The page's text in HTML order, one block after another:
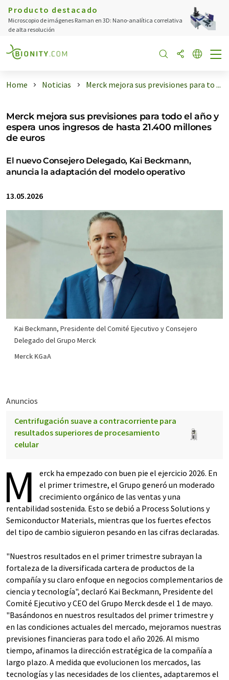
Producto destacado
Microscopio de imágenes Raman en 3D: Nano-analítica correlativa
de alta resolución
Home Noticias Merck mejora sus previsiones para to ...
Merck mejora sus previsiones para todo el año y
espera unos ingresos de hasta 21.400 millones
de euros
El nuevo Consejero Delegado, Kai Beckmann,
anuncia la adaptación del modelo operativo
13.05.2026
Kai Beckmann, Presidente del Comité Ejecutivo y Consejero
Delegado del Grupo Merck
Merck KGaA
Anuncios
Centrifugación suave a contracorriente para
resultados superiores de procesamiento
celular
M
erck ha empezado con buen pie el ejercicio 2026. En
el primer trimestre, el Grupo generó un moderado
crecimiento orgánico de las ventas y una
rentabilidad sostenida. Esto se debió a Process Solutions y
Semiconductor Materials, mientras que los fuertes efectos
del tipo de cambio siguieron pesando en las cifras declaradas.
"Nuestros resultados en el primer trimestre subrayan la
fortaleza de la diversificada cartera de productos de la
compañía y su claro enfoque en negocios complementarios de
ciencia y tecnología", declaró Kai Beckmann, Presidente del
Comité Ejecutivo y CEO del Grupo Merck desde el 1 de mayo.
"Basándonos en nuestros resultados del primer trimestre y
en las condiciones actuales del mercado, mejoramos nuestras
previsiones financieras para todo el año 2026. Al mismo
tiempo, afinamos la dirección estratégica de la compañía a
largo plazo. A medida que evolucionen los mercados, las
tecnologías y las necesidades de los clientes, adaptaremos el